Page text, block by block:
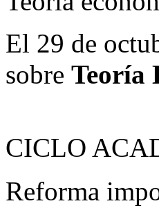
El 29 de
sobre Teoría
CICLO
Reforma